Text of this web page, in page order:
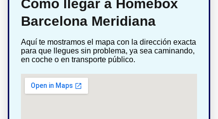
Cómo llegar a Homebox
Barcelona Meridiana
Aquí te mostramos el mapa con la dirección exacta
para que llegues sin problema, ya sea caminando,
en coche o en transporte público.